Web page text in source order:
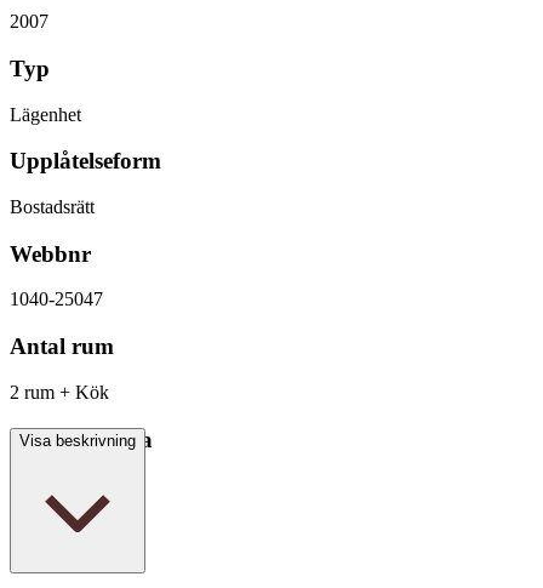
2007
Typ
Lägenhet
Upplåtelseform
Bostadsrätt
Webbnr
1040-25047
Antal rum
2 rum + Kök
Boarea/Biarea
Visa beskrivning